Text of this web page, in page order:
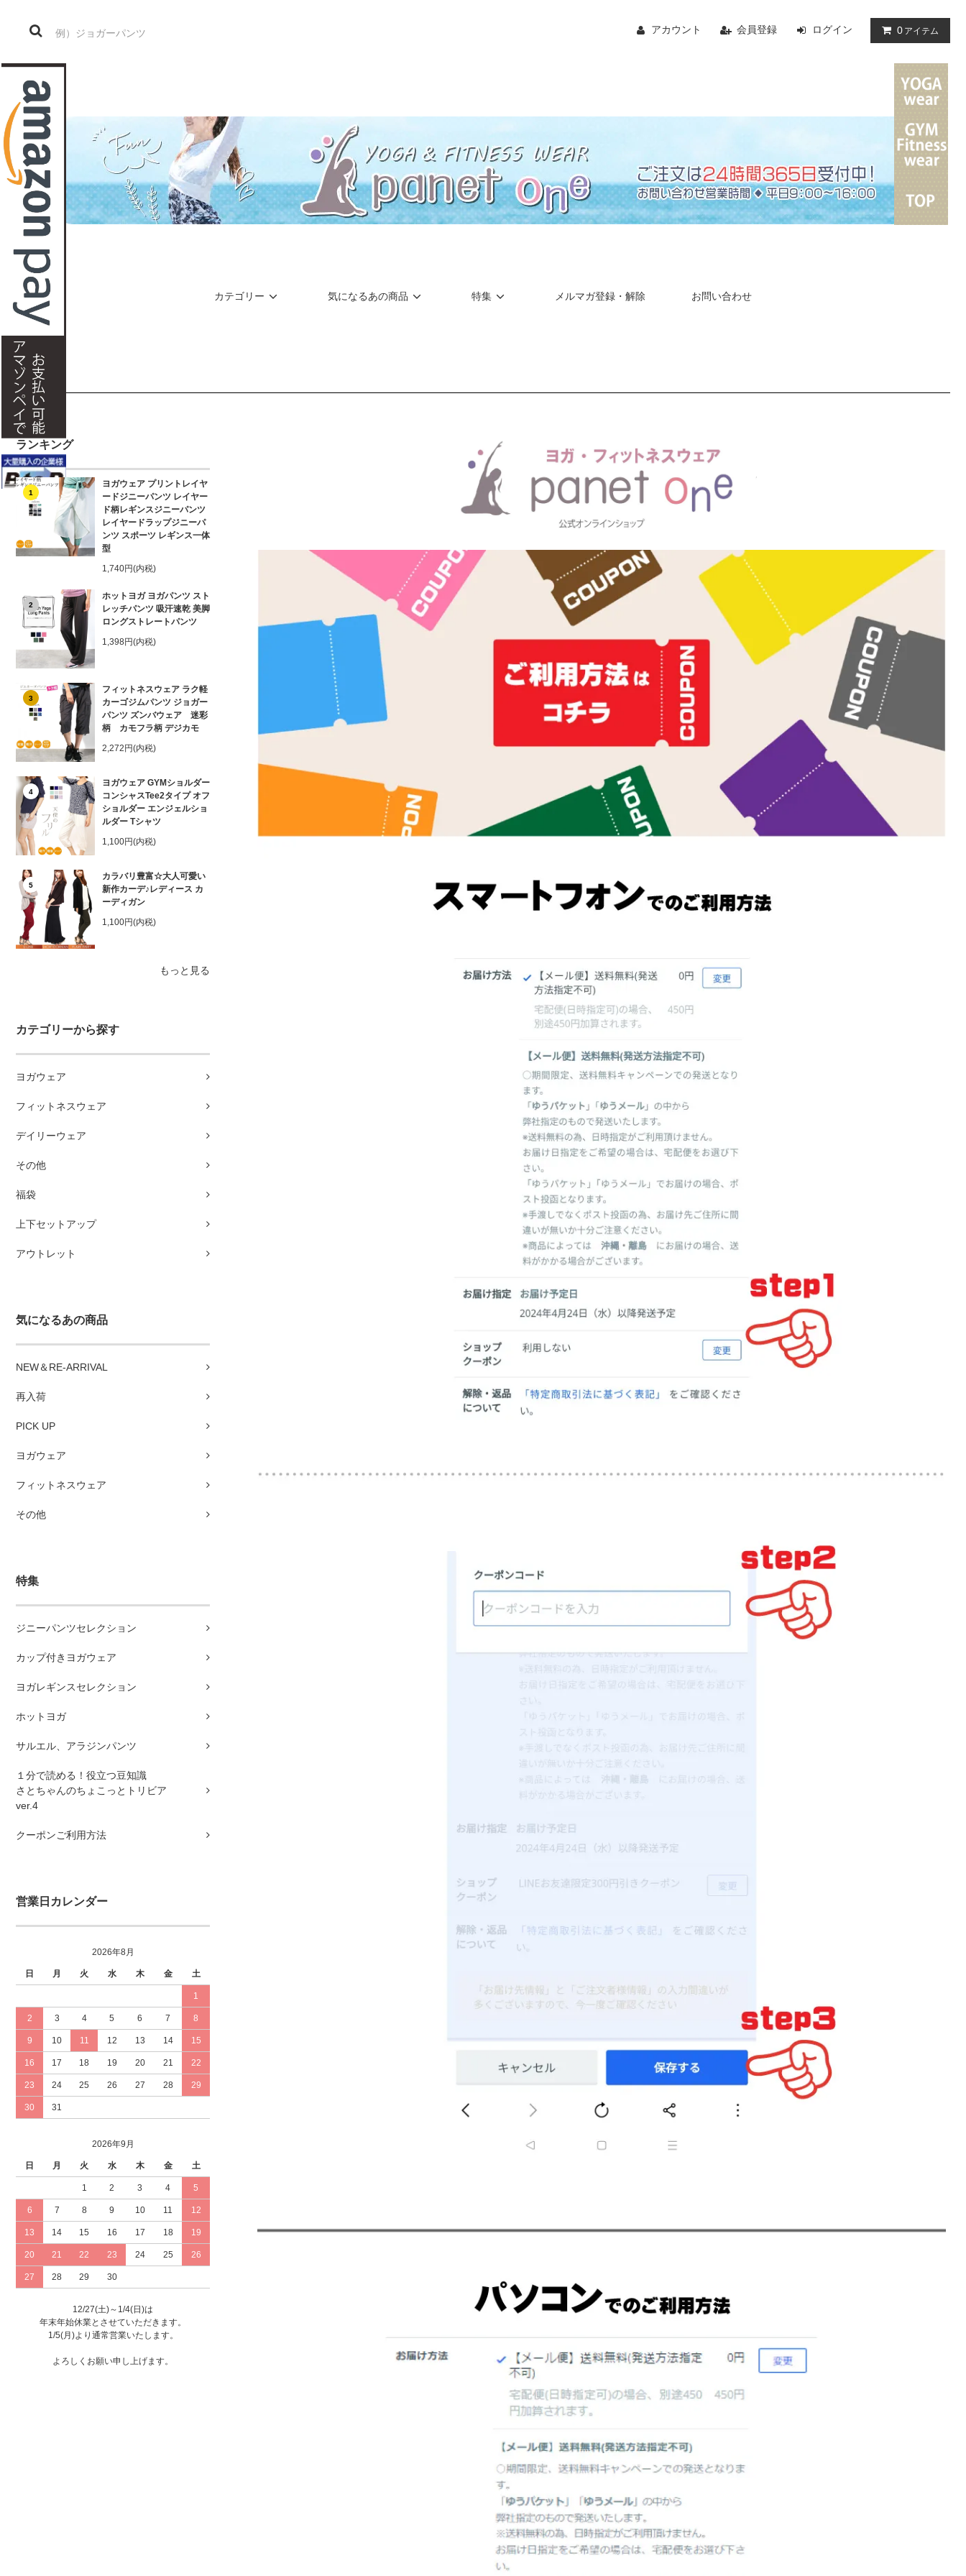
アカウント 会員登録 ログイン 0 アイテム
カテゴリー 気になるあの商品 特集 メルマガ登録・解除 お問い合わせ
ランキング
1
ヨガウェア プリントレイヤ
ードジニーパンツ レイヤー
ド柄レギンスジニーパンツ
レイヤードラップジニーパ
ンツ スポーツ レギンス一体
型
1,740円(内税)
2
ホットヨガ ヨガパンツ スト
レッチパンツ 吸汗速乾 美脚
ロングストレートパンツ
1,398円(内税)
3
フィットネスウェア ラク軽
カーゴジムパンツ ジョガー
パンツ ズンバウェア 迷彩
柄 カモフラ柄 デジカモ
2,272円(内税)
4
ヨガウェア GYMショルダー
コンシャスTee2タイプ オフ
ショルダー エンジェルショ
ルダー Tシャツ
1,100円(内税)
5
カラバリ豊富☆大人可愛い
新作カーデ♪レディース カ
ーディガン
1,100円(内税)
もっと見る
カテゴリーから探す
ヨガウェア
フィットネスウェア
デイリーウェア
その他
福袋
上下セットアップ
アウトレット
気になるあの商品
NEW＆RE-ARRIVAL
再入荷
PICK UP
ヨガウェア
フィットネスウェア
その他
特集
ジニーパンツセレクション
カップ付きヨガウェア
ヨガレギンスセレクション
ホットヨガ
サルエル、アラジンパンツ
１分で読める！役立つ豆知識
さとちゃんのちょこっとトリビア
ver.4
クーポンご利用方法
営業日カレンダー
2026年8月
日 月 火 水 木 金 土
1
2 3 4 5 6 7 8
9 10 11 12 13 14 15
16 17 18 19 20 21 22
23 24 25 26 27 28 29
30 31
2026年9月
日 月 火 水 木 金 土
1 2 3 4 5
6 7 8 9 10 11 12
13 14 15 16 17 18 19
20 21 22 23 24 25 26
27 28 29 30
12/27(土)～1/4(日)は
年末年始休業とさせていただきます。
1/5(月)より通常営業いたします。
よろしくお願い申し上げます。